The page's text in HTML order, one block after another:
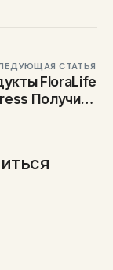
СТАТЬЯ
FloraLife
Получили